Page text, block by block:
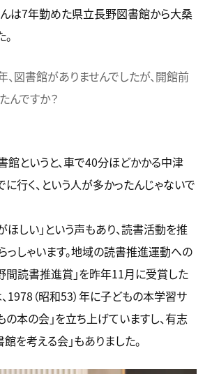
んは7年勤めた県立長野図書館から大桑
、図書館がありませんでしたが、開館前
んですか？
館というと、車で40分ほどかかる中津
に行く、という人が多かったんじゃないで
ほしい」という声もあり、読書活動を推
っしゃいます。地域の読書推進運動への
間読書推進賞」を昨年11月に受賞した
1978（昭和53）年に子どもの本学習サ
の本の会」を立ち上げていますし、有志
を考える会」もありました。